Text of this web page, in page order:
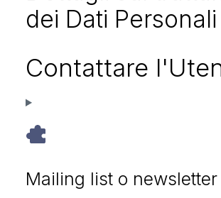
dei Dati Personali
Contattare
Mailing list o newsletter